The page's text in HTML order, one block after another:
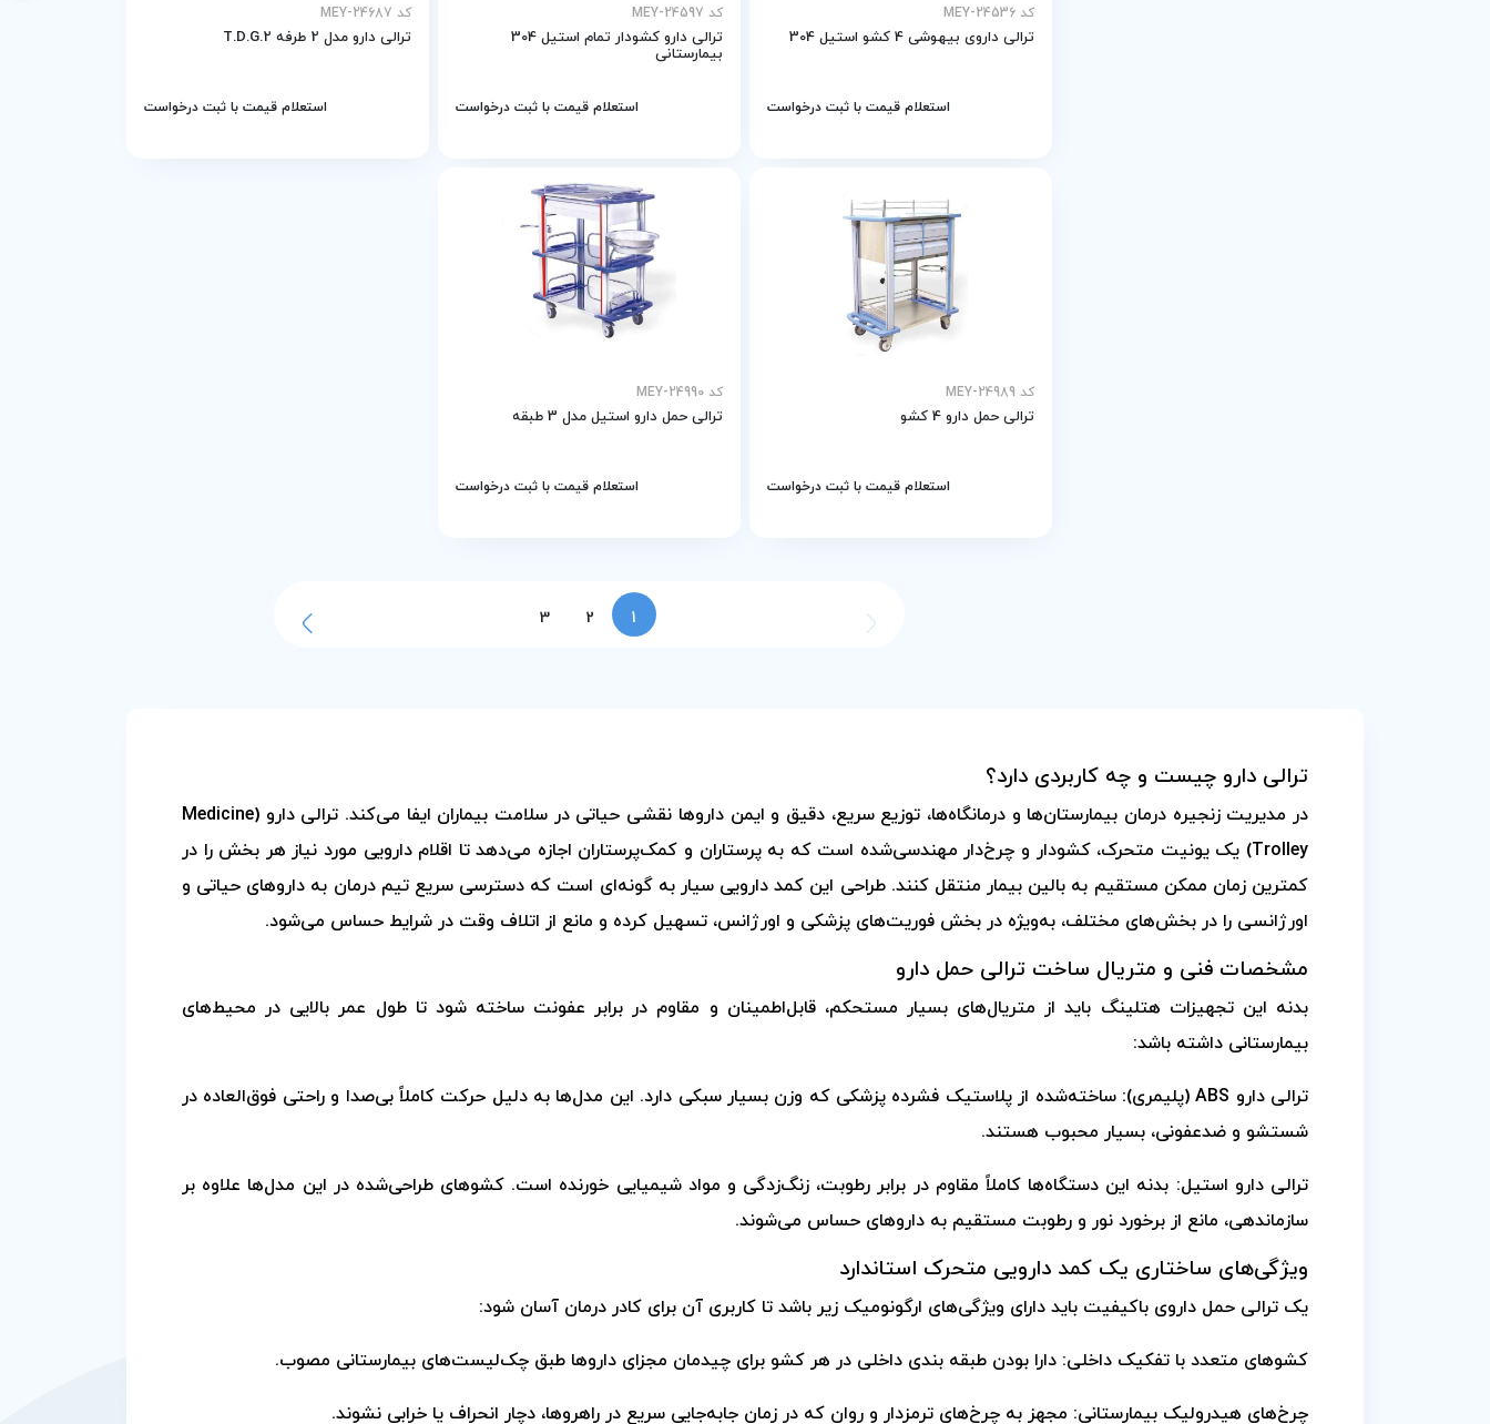
کد MEY-24536
ترالی داروی بیهوشی 4 کشو استیل 304
استعلام قیمت با ثبت درخواست
کد MEY-24597
ترالی دارو کشودار تمام استیل 304
بیمارستانی
استعلام قیمت با ثبت درخواست
کد MEY-24687
ترالی دارو مدل 2 طرفه T.D.G.2
استعلام قیمت با ثبت درخواست
کد MEY-24989
ترالی حمل دارو 4 کشو
استعلام قیمت با ثبت درخواست
کد MEY-24990
ترالی حمل دارو استیل مدل 3 طبقه
استعلام قیمت با ثبت درخواست
1
2
3
ترالی دارو چیست و چه کاربردی دارد؟
در مدیریت زنجیره درمان بیمارستان‌ها و درمانگاه‌ها، توزیع سریع، دقیق و ایمن داروها نقشی حیاتی در سلامت بیماران ایفا می‌کند. ترالی دارو (Medicine
Trolley) یک یونیت متحرک، کشودار و چرخ‌دار مهندسی‌شده است که به پرستاران و کمک‌پرستاران اجازه می‌دهد تا اقلام دارویی مورد نیاز هر بخش را در
کمترین زمان ممکن مستقیم به بالین بیمار منتقل کنند. طراحی این کمد دارویی سیار به گونه‌ای است که دسترسی سریع تیم درمان به داروهای حیاتی و
اورژانسی را در بخش‌های مختلف، به‌ویژه در بخش فوریت‌های پزشکی و اورژانس، تسهیل کرده و مانع از اتلاف وقت در شرایط حساس می‌شود.
مشخصات فنی و متریال ساخت ترالی حمل دارو
بدنه این تجهیزات هتلینگ باید از متریال‌های بسیار مستحکم، قابل‌اطمینان و مقاوم در برابر عفونت ساخته شود تا طول عمر بالایی در محیط‌های
بیمارستانی داشته باشد:
ترالی دارو ABS (پلیمری): ساخته‌شده از پلاستیک فشرده پزشکی که وزن بسیار سبکی دارد. این مدل‌ها به دلیل حرکت کاملاً بی‌صدا و راحتی فوق‌العاده در
شستشو و ضدعفونی، بسیار محبوب هستند.
ترالی دارو استیل: بدنه این دستگاه‌ها کاملاً مقاوم در برابر رطوبت، زنگ‌زدگی و مواد شیمیایی خورنده است. کشوهای طراحی‌شده در این مدل‌ها علاوه بر
سازماندهی، مانع از برخورد نور و رطوبت مستقیم به داروهای حساس می‌شوند.
ویژگی‌های ساختاری یک کمد دارویی متحرک استاندارد
یک ترالی حمل داروی باکیفیت باید دارای ویژگی‌های ارگونومیک زیر باشد تا کاربری آن برای کادر درمان آسان شود:
کشوهای متعدد با تفکیک داخلی: دارا بودن طبقه بندی داخلی در هر کشو برای چیدمان مجزای داروها طبق چک‌لیست‌های بیمارستانی مصوب.
چرخ‌های هیدرولیک بیمارستانی: مجهز به چرخ‌های ترمزدار و روان که در زمان جابه‌جایی سریع در راهروها، دچار انحراف یا خرابی نشوند.